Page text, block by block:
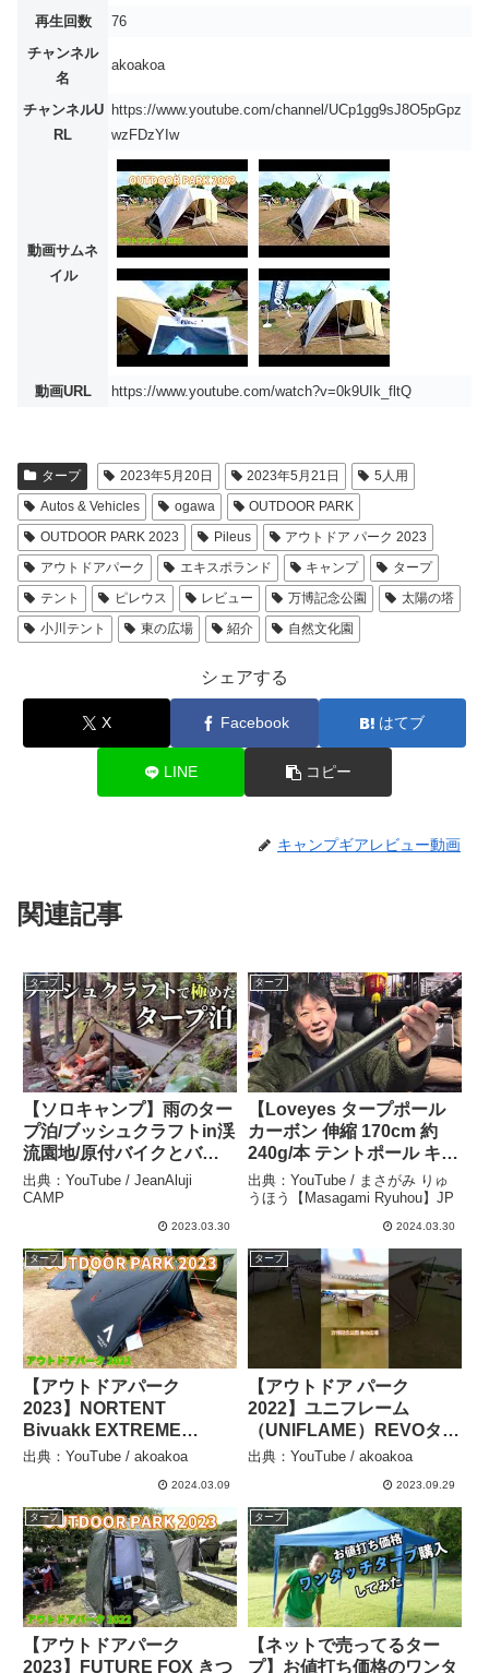
再生回数
76
チャンネル
名
akoakoa
チャンネルU
RL
https://www.youtube.com/channel/UCp1gg9sJ8O5pGpz
wzFDzYIw
動画サムネ
イル
動画URL https://www.youtube.com/watch?v=0k9UIk_fltQ
タープ 2023年5月20日 2023年5月21日
5人用
Autos & Vehicles
ogawa
OUTDOOR PARK
OUTDOOR PARK 2023
Pileus
アウトドア パーク 2023
アウトドアパーク
エキスポランド キャンプ
タープ
テント
ピレウス レビュー 万博記念公園
太陽の塔
小川テント
東の広場 紹介 自然文化園
シェアする
X Facebook はてブ
LINE コピー
キャンプギアレビュー動画
関連記事
タープ
【ソロキャンプ】雨のター
プ泊/ブッシュクラフトin渓
流園地/原付バイクとバッ
クパック – JeanAluji
CAMP
出典：YouTube / JeanAluji
CAMP
2023.03.30
タープ
【Loveyes タープポール
カーボン 伸縮 170cm 約
240g/本 テントポール キャ
ンプ 軽量 4段調整可能 コ
ンパクト 2本セット アウト
ドア】【レビュー】 – まさ
【Masagami Ryuhou】JP
出典：YouTube / まさがみ りゅ
うほう【Masagami Ryuhou】JP
2024.03.30
タープ
【アウトドアパーク
2023】NORTENT
Bivuakk EXTREME
SERIES（ノルテント ビバ
ーズ）タープシリーズ
（Tarp Series）の紹介 –
akoakoa
出典：YouTube / akoakoa
2024.03.09
タープ
【アウトドア パーク
2022】ユニフレーム
（UNIFLAME）REVOター
プ ソロ（solo）TANの紹
ビュー #紹介 #インテック
ス大阪 – akoakoa
出典：YouTube / akoakoa
2023.09.29
タープ
【アウトドアパーク
2023】FUTURE FOX きつ
タープ
【ネットで売ってるター
プ】お値打ち価格のワンタ